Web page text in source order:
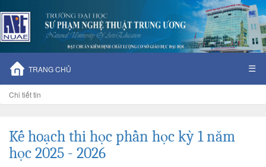
TRANG CHỦ ☰
Chi tiết tin
Kế hoạch thi học phần học kỳ 1 năm
học 2025 - 2026